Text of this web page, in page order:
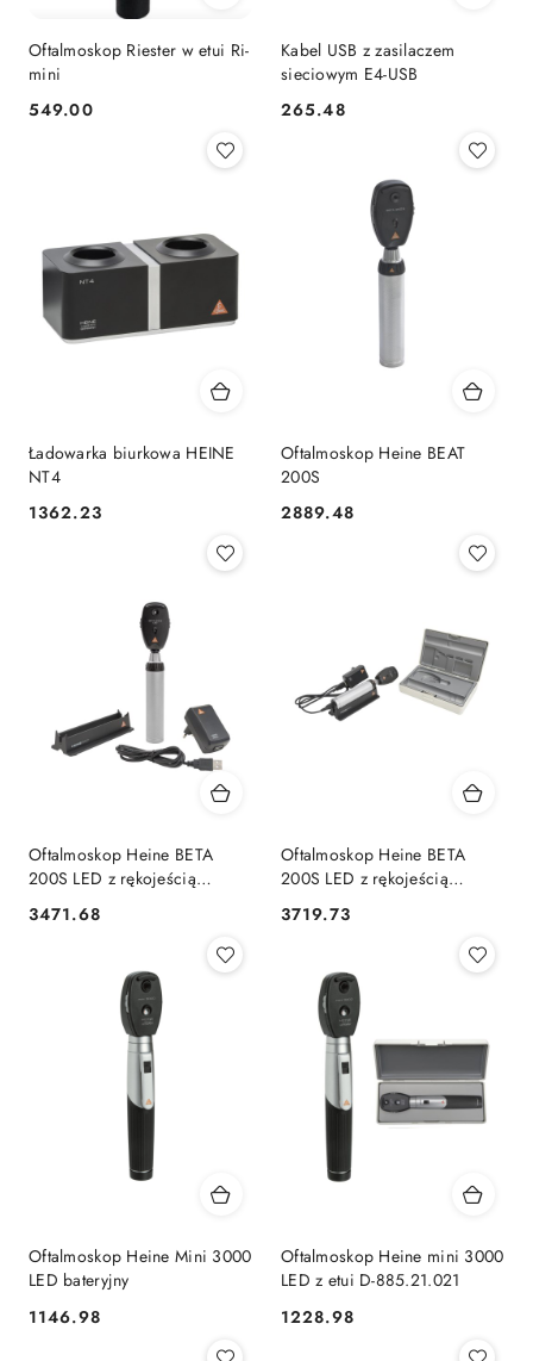
Oftalmoskop Riester w etui Ri-
mini
Cena:
549.00
Kabel USB z zasilaczem
sieciowym E4-USB
Cena:
265.48
Ładowarka biurkowa HEINE
NT4
Cena:
1362.23
Oftalmoskop Heine BEAT
200S
Cena:
2889.48
Oftalmoskop Heine BETA
200S LED z rękojeścią
akumulatorową
Cena:
3471.68
Oftalmoskop Heine BETA
200S LED z rękojeścią
akumulatorową + etui
Cena:
3719.73
Oftalmoskop Heine Mini 3000
LED bateryjny
Cena:
1146.98
Oftalmoskop Heine mini 3000
LED z etui D-885.21.021
Cena:
1228.98